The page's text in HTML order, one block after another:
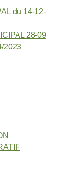
du 14-12-
28-09
2023